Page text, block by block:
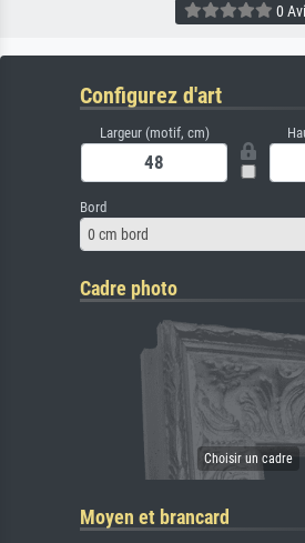
0
Configurez d'art
Largeur (motif, cm)
Bord
0 cm bord
Cadre photo
Moyen et brancard